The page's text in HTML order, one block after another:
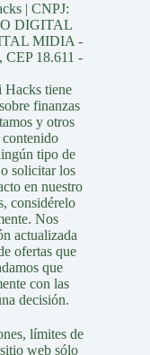
| CNPJ:
DIGITAL
MIDIA -
CEP 18.611 -
tiene
finanzas
y otros
tipo de
solicitar los
en nuestro
considérelo
Nos
actualizada
ofertas que
que
con las
decisión.
límites de
web sólo